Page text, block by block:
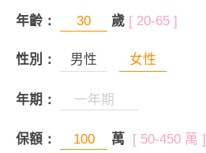
年齡： 歲 [ 20-65 ]
性別： 男性 女性
年期：
保額： 萬 [ 50-450 萬 ]